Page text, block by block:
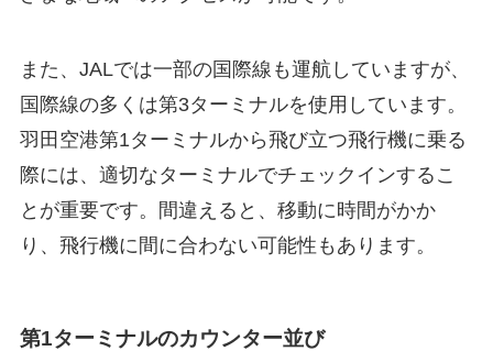
また、JALでは一部の国際線も運航していますが、
国際線の多くは第3ターミナルを使用しています。
羽田空港第1ターミナルから飛び立つ飛行機に乗る
際には、適切なターミナルでチェックインするこ
とが重要です。間違えると、移動に時間がかか
り、飛行機に間に合わない可能性もあります。
第1ターミナルのカウンター並び